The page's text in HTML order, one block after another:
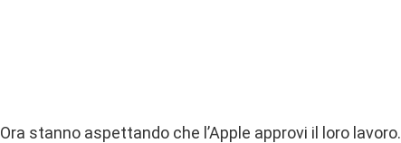
Ora stanno aspettando che l’Apple approvi il loro lavoro.